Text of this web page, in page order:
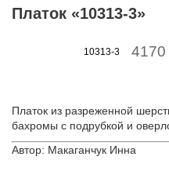
Платок «10313-3»
10313-3 4170
Платок из разреженной
бахромы с подрубкой и
Автор: Макаганчук Инна